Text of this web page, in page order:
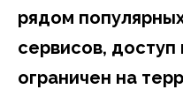
рядом
сервисов,
ограничен на